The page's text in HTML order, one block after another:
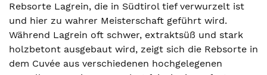
Rebsorte Lagrein, die in Südtirol tief verwurzelt ist
und hier zu wahrer Meisterschaft geführt wird.
Während Lagrein oft schwer, extraktsüß und stark
holzbetont ausgebaut wird, zeigt sich die Rebsorte in
dem Cuvée aus verschiedenen hochgelegenen